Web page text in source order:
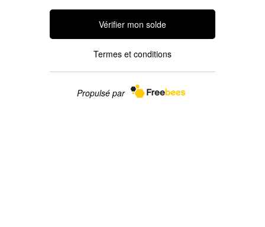
Vérifier mon solde
Termes et conditions
Propulsé par